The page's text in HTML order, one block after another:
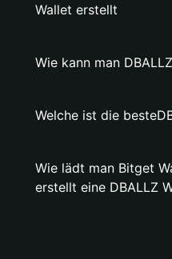
Wallet erstellt
Wie kann man
Welche ist die
Wie lädt man Bitget
erstellt eine DBALLZ